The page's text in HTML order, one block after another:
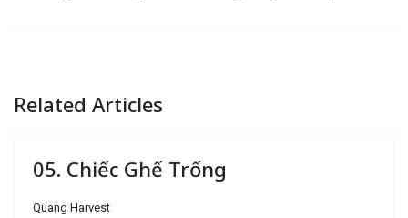
Related Articles
05. Chiếc Ghế Trống
Quang Harvest